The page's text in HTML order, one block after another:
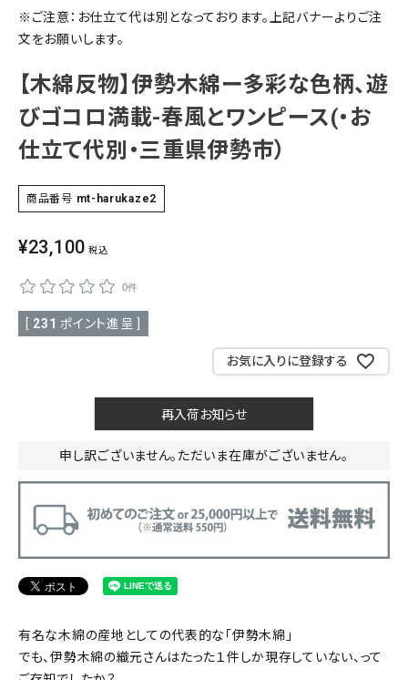
SHOPPING GUIDE
ABOUT
INFORMATION
※ご注意：お仕立て代は別となっております。上記バナーよりご注
文をお願いします。
【木綿反物】伊勢木綿ー多彩な色柄、遊
びゴコロ満載-春風とワンピース(・お
仕立て代別・三重県伊勢市）
商品番号 mt-harukaze2
¥23,100 税込
0件
[ 231 ポイント進呈 ]
お気に入りに登録する
再入荷お知らせ
申し訳ございません。ただいま在庫がございません。
有名な木綿の産地としての代表的な「伊勢木綿」
でも、伊勢木綿の織元さんはたった１件しか現存していない、って